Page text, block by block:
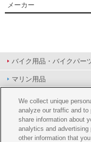
メーカー
バイク用品・バイクパー
マリン用品
PAS/YPJ用品
その他用品
イベント&エンターテイ
We collect unique
analyze our traffic and
share information about
analytics and
other information that